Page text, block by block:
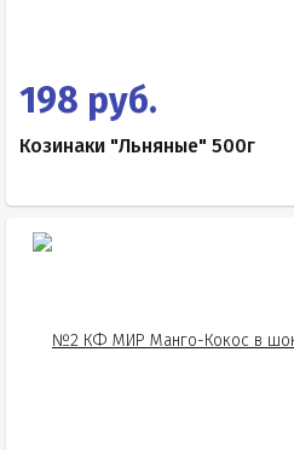
198 руб.
Козинаки "Льняные" 500г